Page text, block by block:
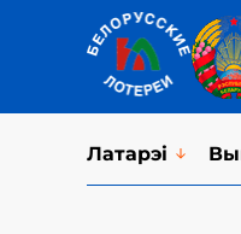
Латарэi